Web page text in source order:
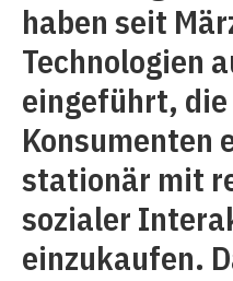
haben seit
Technologien
eingeführt, die
Konsumenten
stationär mit
sozialer
einzukaufen.